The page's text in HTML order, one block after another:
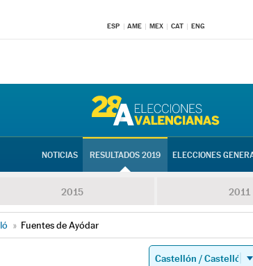
ESP AME MEX CAT ENG
NOTICIAS RESULTADOS 2019 ELECCIONES
2015 2011
» Fuentes de Ayódar